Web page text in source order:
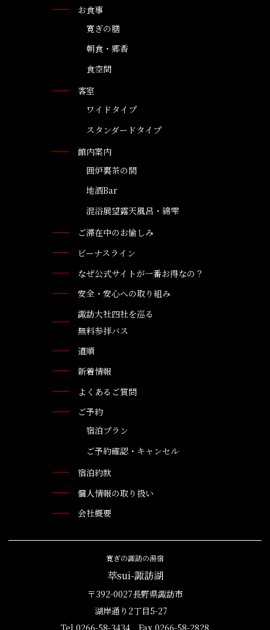
お食事
寛ぎの膳
朝食・郷香
食空間
客室
ワイドタイプ
スタンダードタイプ
館内案内
囲炉裏茶の間
地酒Bar
混浴展望露天風呂・綿雫
ご滞在中のお愉しみ
ビーナスライン
なぜ公式サイトが一番お得なの？
安全・安心への取り組み
諏訪大社四社を巡る
無料参拝バス
道順
新着情報
よくあるご質問
ご予約
宿泊プラン
ご予約確認・キャンセル
宿泊約款
個人情報の取り扱い
会社概要
寛ぎの諏訪の湯宿
萃sui-諏訪湖
〒392-0027長野県諏訪市
湖岸通り2丁目5-27
Tel.0266-58-3434 Fax.0266-58-2828